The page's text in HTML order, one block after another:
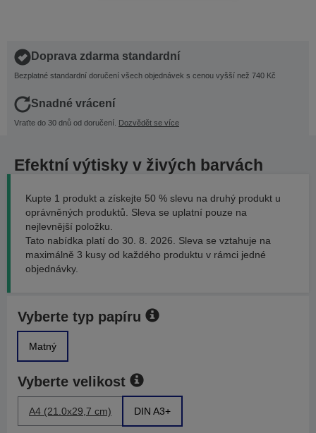
Doprava zdarma standardní
Bezplatné standardní doručení všech objednávek s cenou vyšší než 740 Kč
Snadné vrácení
Vraťte do 30 dnů od doručení. Dozvědět se více
Efektní výtisky v živých barvách
Kupte 1 produkt a získejte 50 % slevu na druhý produkt u
oprávněných produktů. Sleva se uplatní pouze na
nejlevnější položku.
Tato nabídka platí do 30. 8. 2026. Sleva se vztahuje na
maximálně 3 kusy od každého produktu v rámci jedné
objednávky.
Vyberte typ papíru
Matný
Vyberte velikost
A4 (21.0x29,7 cm) DIN A3+